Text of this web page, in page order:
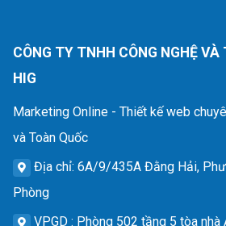
CÔNG TY TNHH CÔNG NGHỆ VÀ
HIG
Marketing Online - Thiết kế web
và Toàn Quốc
Địa chỉ: 6A/9/435A Đằng Hải,
Phòng
VPGD : Phòng 502 tầng 5 tòa